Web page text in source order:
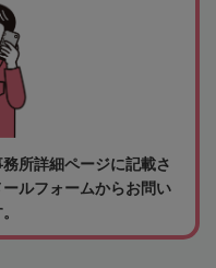
所詳細ページに記載さ
ルフォームからお問い